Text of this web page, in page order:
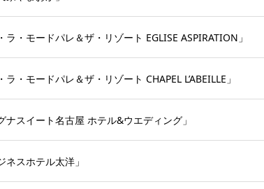
・モードパレ＆ザ・リゾート EGLISE ASPIRATION」
・モードパレ＆ザ・リゾート CHAPEL L’ABEILLE」
スイート名古屋 ホテル&ウエディング」
スホテル太洋」